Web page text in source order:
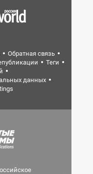
Обратная связь
Теги
данных